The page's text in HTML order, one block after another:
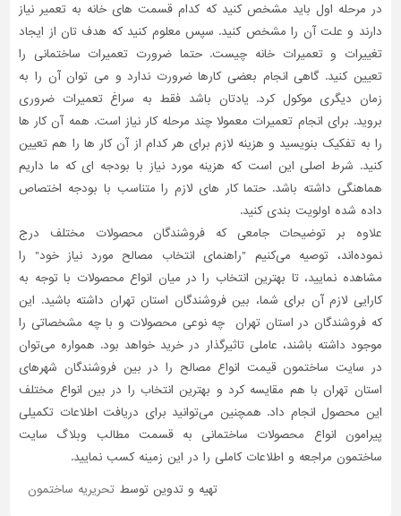
در مرحله اول باید مشخص کنید که کدام قسمت های خانه به تعمیر نیاز
دارند و علت آن را مشخص کنید. سپس معلوم کنید که هدف تان از ایجاد
تغییرات و تعمیرات خانه چیست. حتما ضرورت تعمیرات ساختمانی را
تعیین کنید. گاهی انجام بعضی کارها ضرورت ندارد و می توان آن را به
زمان دیگری موکول کرد. یادتان باشد فقط به سراغ تعمیرات ضروری
بروید. برای انجام تعمیرات معمولا چند مرحله کار نیاز است. همه آن کار ها
را به تفکیک بنویسید و هزینه لازم برای هر کدام از آن کار ها را هم تعیین
کنید. شرط اصلی این است که هزینه مورد نیاز با بودجه ای که ما داریم
هماهنگی داشته باشد. حتما کار های لازم را متناسب با بودجه اختصاص
داده شده اولویت بندی کنید.
علاوه بر توضیحات جامعی که فروشندگان محصولات مختلف درج
نموده‌اند، توصیه می‌کنیم "راهنمای انتخاب مصالح مورد نیاز خود" را
مشاهده نمایید، تا بهترین انتخاب را در میان انواع محصولات با توجه به
کارایی لازم آن برای شما، بین فروشندگان استان تهران داشته باشید. این
که فروشندگان در استان تهران چه نوعی محصولات و با چه مشخصاتی را
موجود داشته باشند، عاملی تاثیر‌گذار در خرید خواهد بود. همواره می‌توان
در سایت ساختمون قیمت انواع مصالح را در بین فروشندگان شهرهای
استان تهران با هم مقایسه کرد و بهترین انتخاب را در بین انواع مختلف
این محصول انجام داد. همچنین می‌توانید برای دریافت اطلاعات تکمیلی
پیرامون انواع محصولات ساختمانی به قسمت مطالب وبلاگ سایت
ساختمون مراجعه و اطلاعات کاملی را در این زمینه کسب نمایید.
تهیه و تدوین توسط تحریریه ساختمون